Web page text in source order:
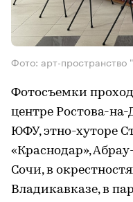
Фото: арт-пространство
Фотосъемки
центре Ростова-
ЮФУ, этно-хуторе
«Краснодар»,
Сочи, в
Владикавказе, в